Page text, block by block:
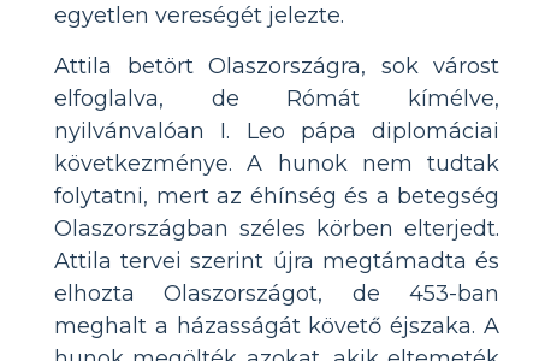
egyetlen vereségét jelezte.
Attila betört Olaszországra, sok várost
elfoglalva, de Rómát kímélve,
nyilvánvalóan I. Leo pápa diplomáciai
következménye. A hunok nem tudtak
folytatni, mert az éhínség és a betegség
Olaszországban széles körben elterjedt.
Attila tervei szerint újra megtámadta és
elhozta Olaszországot, de 453-ban
meghalt a házasságát követő éjszaka. A